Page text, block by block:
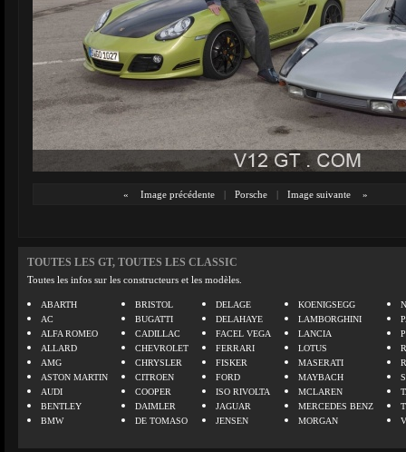
« Image précédente | Porsche | Image suivante »
TOUTES LES GT, TOUTES LES CLASSIC
Toutes les infos sur les constructeurs et les modèles.
ABARTH
AC
ALFA ROMEO
ALLARD
AMG
ASTON MARTIN
AUDI
BENTLEY
BMW
BRISTOL
BUGATTI
CADILLAC
CHEVROLET
CHRYSLER
CITROEN
COOPER
DAIMLER
DE TOMASO
DELAGE
DELAHAYE
FACEL VEGA
FERRARI
FISKER
FORD
ISO RIVOLTA
JAGUAR
JENSEN
KOENIGSEGG
LAMBORGHINI
LANCIA
LOTUS
MASERATI
MAYBACH
MCLAREN
MERCEDES BENZ
MORGAN